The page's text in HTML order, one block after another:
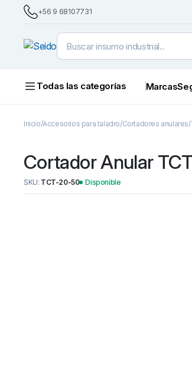
+56 9 68107731
Todas las categorías Marcas
Inicio Accesorios para taladro Cortadores anulares
Cortador Anular
SKU: TCT-20-50 Disponible